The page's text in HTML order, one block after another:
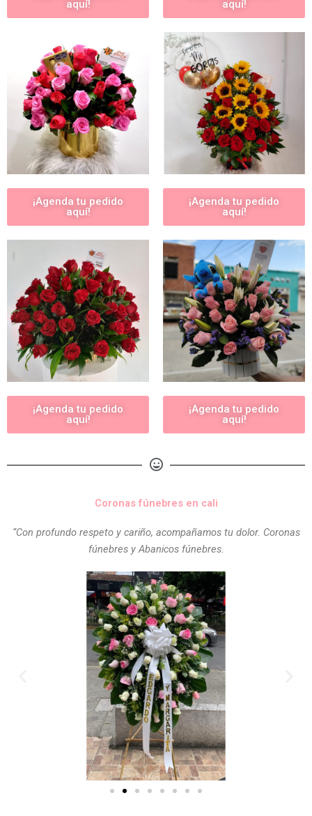
aquí!
aquí!
¡Agenda tu pedido
aquí!
¡Agenda tu pedido
aquí!
¡Agenda tu pedido
aquí!
¡Agenda tu pedido
aquí!
Coronas fúnebres en cali
“Con profundo respeto y cariño, acompañamos tu dolor. Coronas
fúnebres y Abanicos fúnebres.